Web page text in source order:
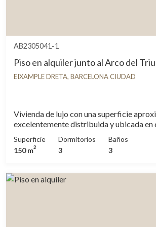
AB2305041-1
Piso en alquiler junto al Arco del
EIXAMPLE DRETA, BARCELONA CIUDAD
Vivienda de lujo con una superficie
excelentemente distribuida y ubicada en
dispone de un amplio y luminoso salón-
vistas despejadas y salida directa a una
totalmente equipada, incluyendo
electrodomésticos. En la zona de noche encontramos tres
Superficie
150 m2
Dormitorios
3
Baños
3